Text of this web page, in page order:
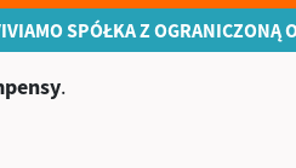
SPÓŁKA Z OGRANICZONĄ
.